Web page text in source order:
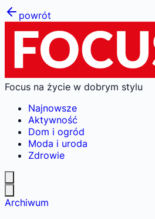
powrót
Focus na życie w dobrym stylu
Najnowsze
Aktywność
Dom i ogród
Moda i uroda
Zdrowie
Archiwum